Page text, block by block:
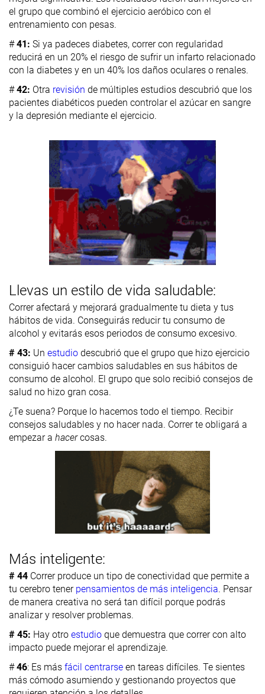
el grupo que combinó el ejercicio aeróbico con el
entrenamiento con pesas.
#41: Si ya padeces diabetes, correr con regularidad
reducirá en un 20% el riesgo de sufrir un infarto relacionado
con la diabetes y en un 40% los daños oculares o renales.
#42: Otra revisión de múltiples estudios descubrió que los
pacientes diabéticos pueden controlar el azúcar en sangre
y la depresión mediante el ejercicio.
Llevas un estilo de vida saludable:
Correr afectará y mejorará gradualmente tu dieta y tus
hábitos de vida. Conseguirás reducir tu consumo de
alcohol y evitarás esos periodos de consumo excesivo.
# 43: Un estudio descubrió que el grupo que hizo ejercicio
consiguió hacer cambios saludables en sus hábitos de
consumo de alcohol. El grupo que solo recibió consejos de
salud no hizo gran cosa.
¿Te suena? Porque lo hacemos todo el tiempo. Recibir
consejos saludables y no hacer nada. Correr te obligará a
empezar a hacercosas.
Más inteligente:
# 44 Correr produce un tipo de conectividad que permite a
tu cerebro tener pensamientos de más inteligencia. Pensar
de manera creativa no será tan difícil porque podrás
analizar y resolver problemas.
# 45: Hay otro estudio que demuestra que correr con alto
impacto puede mejorar el aprendizaje.
#46: Es más fácil centrarse en tareas difíciles. Te sientes
más cómodo asumiendo y gestionando proyectos que